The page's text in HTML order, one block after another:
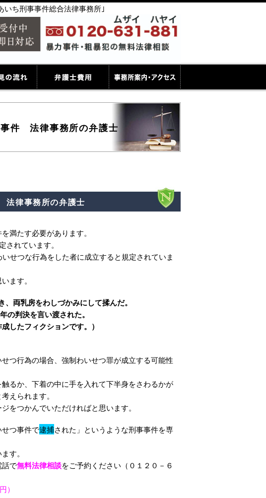
ち刑事事件総合法律事務所｣
件 法律事務所の弁護士
法律事務所の弁護士
満たす必要があります。
されています。
せつな行為をした者に成立すると規定されていま
ます。
両乳房をわしづかみにして揉んだ。
の判決を言い渡された。
したフィクションです。）
つ行為の場合、強制わいせつ罪が成立する可能性
るか、下着の中に手を入れて下半身をさわるかが
えられます。
をつかんでいただければと思います。
つ事件で逮捕された」というような刑事事件を専
す。
話で無料法律相談をご予約ください（０１２０－６
）